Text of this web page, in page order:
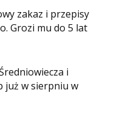
zakaz i przepisy
Grozi mu do 5 lat
i
już w sierpniu w